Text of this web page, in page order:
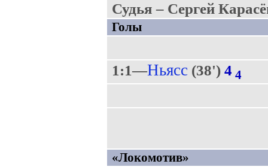
Судья – Сергей
Голы
1:1—Ньясс(38') 4 4
«Локомотив»